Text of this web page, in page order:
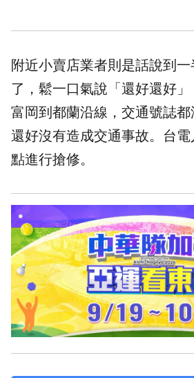
附近小賣店業者則是話說到
了，鬆一口氣說「還好還好
富岡到都蘭沿線，交通號誌都
還好沒有造成交通事故。台
點進行搶修。